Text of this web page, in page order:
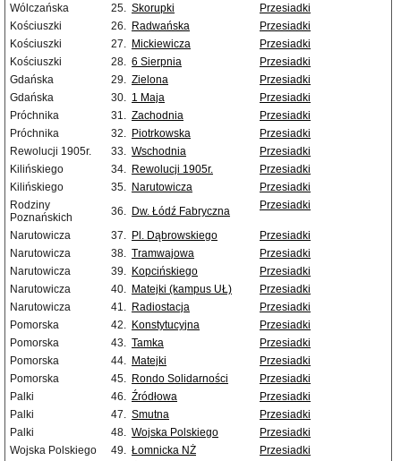
Wólczańska
25. Skorupki
Przesiadki
Kościuszki
26. Radwańska
Przesiadki
Kościuszki
27. Mickiewicza
Przesiadki
Kościuszki
28. 6 Sierpnia
Przesiadki
Gdańska
29. Zielona
Przesiadki
Gdańska
30. 1 Maja
Przesiadki
Próchnika
31. Zachodnia
Przesiadki
Próchnika
32. Piotrkowska
Przesiadki
Rewolucji 1905r.
33. Wschodnia
Przesiadki
Kilińskiego
34. Rewolucji 1905r.
Przesiadki
Kilińskiego
35. Narutowicza
Przesiadki
Rodziny
Poznańskich
36. Dw. Łódź Fabryczna Przesiadki
Narutowicza 37. Pl. Dąbrowskiego
Przesiadki
Narutowicza
38. Tramwajowa
Przesiadki
Narutowicza
39. Kopcińskiego
Przesiadki
Narutowicza
40. Matejki (kampus UŁ)
Przesiadki
Narutowicza
41. Radiostacja
Przesiadki
Pomorska
42. Konstytucyjna
Przesiadki
Pomorska
43. Tamka
Przesiadki
Pomorska
44. Matejki
Przesiadki
Pomorska
45. Rondo Solidarności
Przesiadki
Palki
46. Źródłowa
Przesiadki
Palki
47. Smutna
Przesiadki
Palki
48. Wojska Polskiego
Przesiadki
Wojska Polskiego
49. Łomnicka NŻ
Przesiadki